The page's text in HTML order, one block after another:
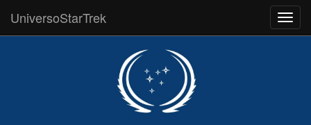
UniversoStarTrek